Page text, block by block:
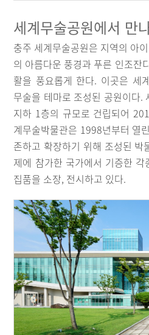
세계무술공원에서 만
충주 세계무술공원은 지역의 아
의 아름다운 풍경과 푸른 인조잔
활을 풍요롭게 한다. 이곳은 세
무술을 테마로 조성된 공원이다.
지하 1층의 규모로 건립되어
계무술박물관은 1998년부터 열
존하고 확장하기 위해 조성된 박
제에 참가한 국가에서 기증한
집품을 소장, 전시하고 있다.